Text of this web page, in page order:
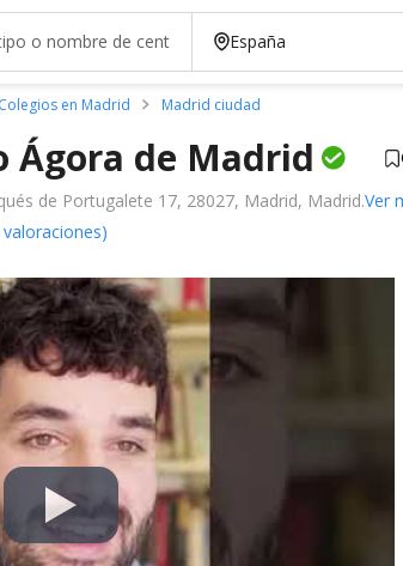
Colegios en Madrid Madrid ciudad
Ágora de Madrid
de Portugalete 17, 28027, Madrid, Madrid.Ver
valoraciones)